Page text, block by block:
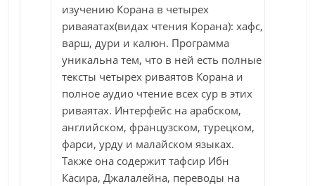
изучению Корана в четырех
риваяатах(видах чтения Корана): хафс,
варш, дури и калюн. Программа
уникальна тем, что в ней есть полные
тексты четырех риваятов Корана и
полное аудио чтение всех сур в этих
риваятах. Интерфейс на арабском,
английском, французском, турецком,
фарси, урду и малайском языках.
Также она содержит тафсир Ибн
Касира, Джалалейна, переводы на